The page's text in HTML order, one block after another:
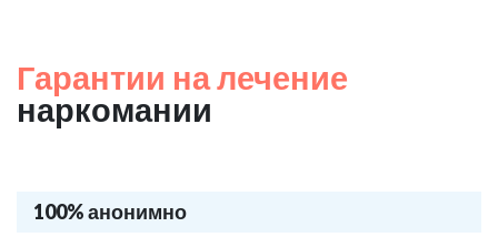
Гарантии на лечение
наркомании
100% анонимно